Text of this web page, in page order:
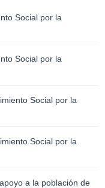
Social por la
Social por la
Social por la
Social por la
a la población de